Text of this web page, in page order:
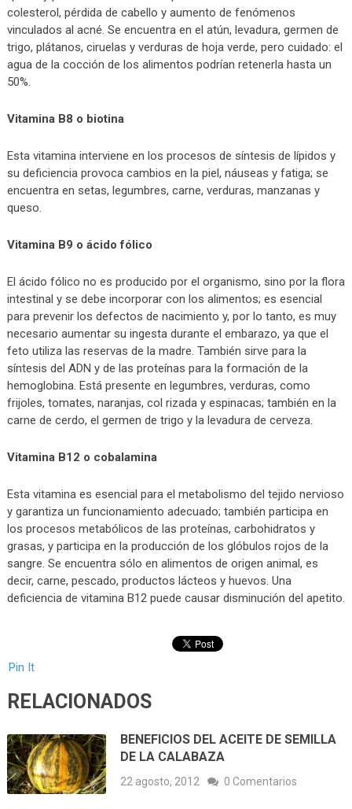
colesterol, pérdida de cabello y aumento de fenómenos
vinculados al acné. Se encuentra en el atún, levadura, germen de
trigo, plátanos, ciruelas y verduras de hoja verde, pero cuidado: el
agua de la cocción de los alimentos podrían retenerla hasta un
50%.
Vitamina B8 o biotina
Esta vitamina interviene en los procesos de síntesis de lípidos y
su deficiencia provoca cambios en la piel, náuseas y fatiga; se
encuentra en setas, legumbres, carne, verduras, manzanas y
queso.
Vitamina B9 o ácido fólico
El ácido fólico no es producido por el organismo, sino por la flora
intestinal y se debe incorporar con los alimentos; es esencial
para prevenir los defectos de nacimiento y, por lo tanto, es muy
necesario aumentar su ingesta durante el embarazo, ya que el
feto utiliza las reservas de la madre. También sirve para la
síntesis del ADN y de las proteínas para la formación de la
hemoglobina. Está presente en legumbres, verduras, como
frijoles, tomates, naranjas, col rizada y espinacas; también en la
carne de cerdo, el germen de trigo y la levadura de cerveza.
Vitamina B12 o cobalamina
Esta vitamina es esencial para el metabolismo del tejido nervioso
y garantiza un funcionamiento adecuado; también participa en
los procesos metabólicos de las proteínas, carbohidratos y
grasas, y participa en la producción de los glóbulos rojos de la
sangre. Se encuentra sólo en alimentos de origen animal, es
decir, carne, pescado, productos lácteos y huevos. Una
deficiencia de vitamina B12 puede causar disminución del apetito.
Pin It
RELACIONADOS
BENEFICIOS DEL ACEITE DE SEMILLA
DE LA CALABAZA
22 agosto, 2012 0 Comentarios